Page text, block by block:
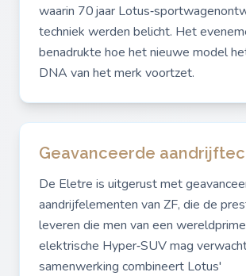
waarin 70 jaar
techniek werden belicht. Het
benadrukte hoe het nieuwe model
DNA van het merk voortzet.
Geavanceerde
De Eletre is uitgerust met
aandrijfelementen van ZF, die de
leveren die men van een
elektrische Hyper‑SUV mag
samenwerking combineert Lotus'